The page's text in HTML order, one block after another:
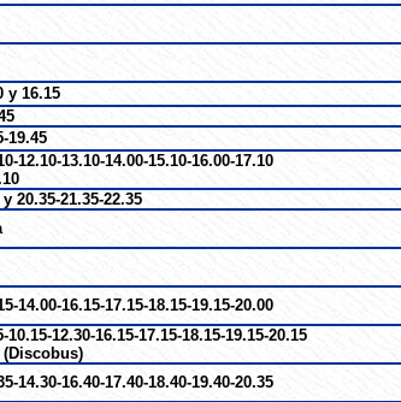
y 16.15
19.45
12.10-13.10-14.00-15.10-16.00-17.10
20.35-21.35-22.35
14.00-16.15-17.15-18.15-19.15-20.00
12.30-16.15-17.15-18.15-19.15-20.15
(Discobus)
14.30-16.40-17.40-18.40-19.40-20.35